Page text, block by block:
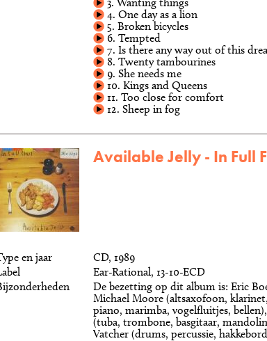
4. One day as a lion
5. Broken bicycles
6. Tempted
7. Is there any way out of this
8. Twenty tambourines
9. She needs me
10. Kings and Queens
11. Too close for comfort
12. Sheep in fog
Available Jelly - In Full
en jaar
CD, 1989
Ear-Rational, 13-10-ECD
De bezetting op dit album is: Eric
Michael Moore (altsaxofoon,
piano, marimba, vogelfluitjes,
(tuba, trombone, basgitaar,
Vatcher (drums, percussie,